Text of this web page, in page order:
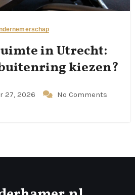
in Utrecht:
kiezen?
27, 2026 No Comments